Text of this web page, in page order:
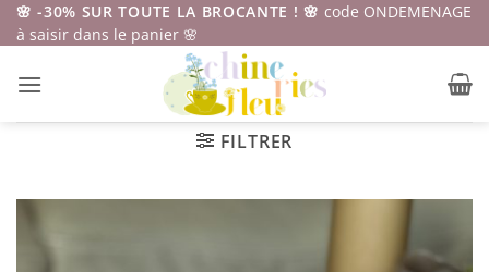
Passer
au
🌸 -30% SUR TOUTE LA BROCANTE ! 🌸 code ONDEMENAGE
à saisir dans le panier 🌸
FILTRER